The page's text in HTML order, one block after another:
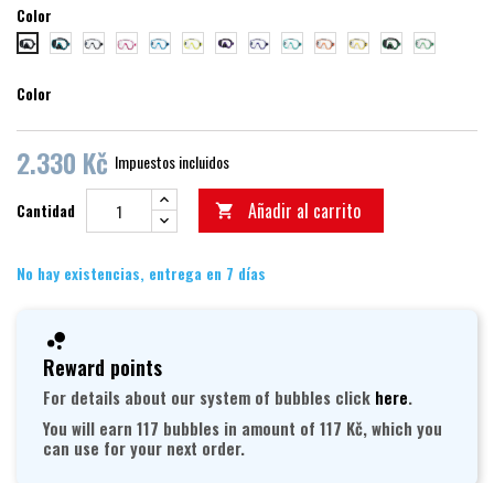
Color
černá/černáčerná/zelená
trans/černátrans/růžová
trans/modrá
trans/žlutáčerná/fialová
trans/tmavě modrá
trans/zelená
trans/oranžová
trans/zlatáčerná/světle zelená
trans/světle
Color
2.330 Kč Impuestos incluidos
Cantidad  Añadir al carrito
No hay existencias, entrega en 7 días
Reward points
For details about our system of bubbles click here.
You will earn 117 bubbles in amount of 117 Kč, which you
can use for your next order.